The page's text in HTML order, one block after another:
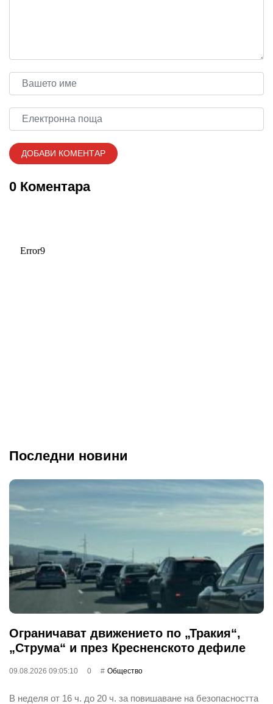
0 Коментара
Последни новини
Ограничават движението по „Тракия“,
„Струма“ и през Кресненското дефиле
09.08.2026 09:05:10 0 Общество
В неделя от 16 ч. до 20 ч. за повишаване на безопасността